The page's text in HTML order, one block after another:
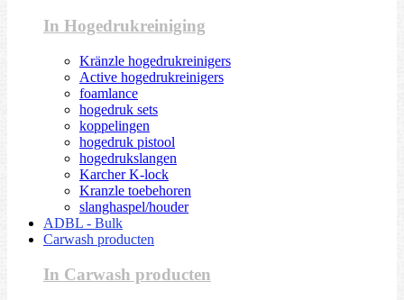
In Hogedrukreiniging
Kränzle hogedrukreinigers
Active hogedrukreinigers
foamlance
hogedruk sets
koppelingen
hogedruk pistool
hogedrukslangen
Karcher K-lock
Kranzle toebehoren
slanghaspel/houder
ADBL - Bulk
Carwash producten
In Carwash producten